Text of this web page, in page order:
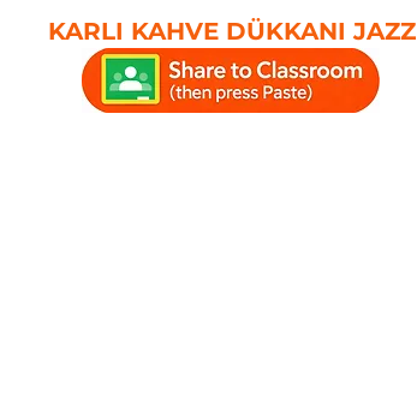
KARLI KAHVE DÜKKANI JAZZ